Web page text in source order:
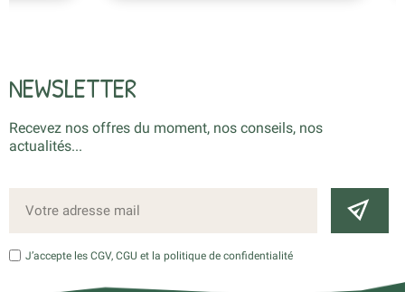
NEWSLETTER
Recevez nos offres du moment, nos conseils, nos
actualités...
J’accepte les CGV, CGU et la politique de confidentialité